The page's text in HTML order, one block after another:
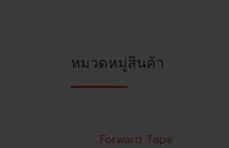
หมวดหมู่สินค้า
Forward Tape